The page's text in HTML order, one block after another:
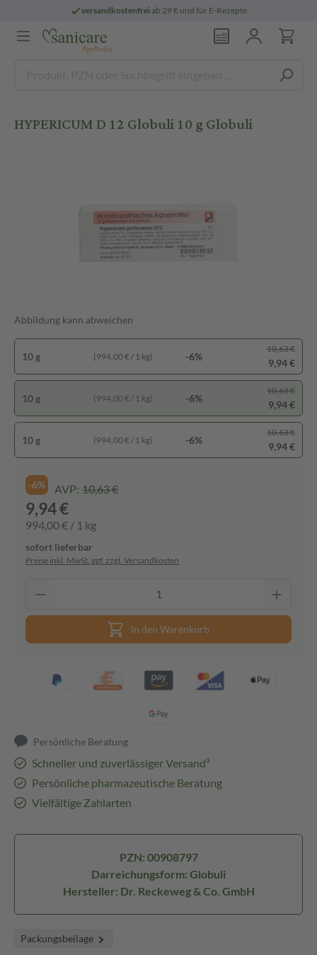
versandkostenfreiab 29 € und für E-Rezepte
HYPERICUM D 12 Globuli 10 g Globuli
Abbildung kann abweichen
10 g (994,00 € / 1 kg) -6%
10,63 €
9,94 €
10 g (994,00 € / 1 kg) -6%
10,63 €
9,94 €
10 g (994,00 € / 1 kg) -6%
10,63 €
9,94 €
-6% AVP: 10,63 €
9,94 €
994,00 € / 1 kg
sofort lieferbar
Preise inkl. MwSt. ggf. zzgl. Versandkosten
In den Warenkorb
Persönliche Beratung
Schneller und zuverlässiger Versand³
Persönliche pharmazeutische Beratung
Vielfältige Zahlarten
PZN: 00908797
Darreichungsform: Globuli
Hersteller: Dr. Reckeweg & Co. GmbH
Packungsbeilage